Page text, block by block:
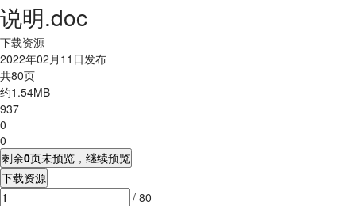
说明.doc
下载资源
2022年02月11日发布
共80页
约1.54MB
937
0
0
剩余0页未预览，继续预览
下载资源
/ 80